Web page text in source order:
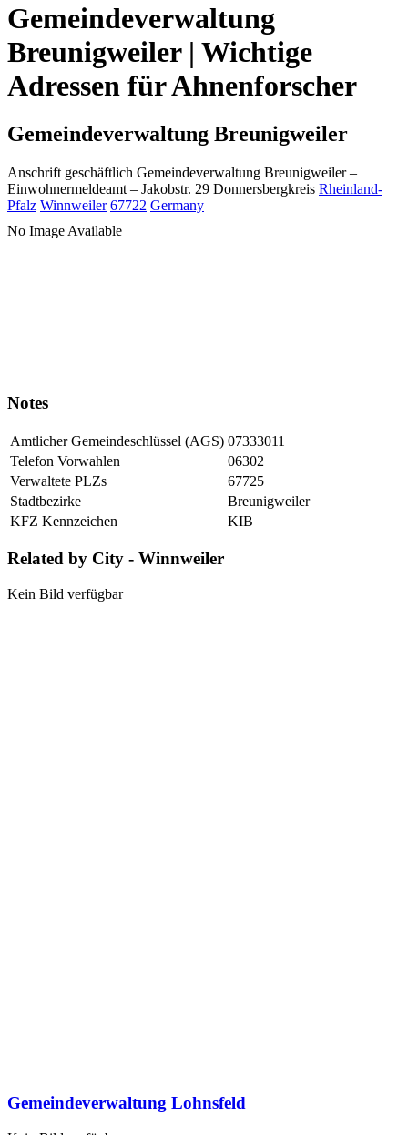
Gemeindeverwaltung
Breunigweiler | Wichtige
Adressen für Ahnenforscher
Gemeindeverwaltung Breunigweiler
Anschrift geschäftlich Gemeindeverwaltung Breunigweiler –
Einwohnermeldeamt – Jakobstr. 29 Donnersbergkreis Rheinland-
Pfalz Winnweiler 67722 Germany
No Image Available
Notes
Amtlicher Gemeindeschlüssel (AGS) 07333011
Telefon Vorwahlen
06302
Verwaltete PLZs
67725
Stadtbezirke
Breunigweiler
KFZ Kennzeichen
KIB
Related by City - Winnweiler
Kein Bild verfügbar
Gemeindeverwaltung Lohnsfeld